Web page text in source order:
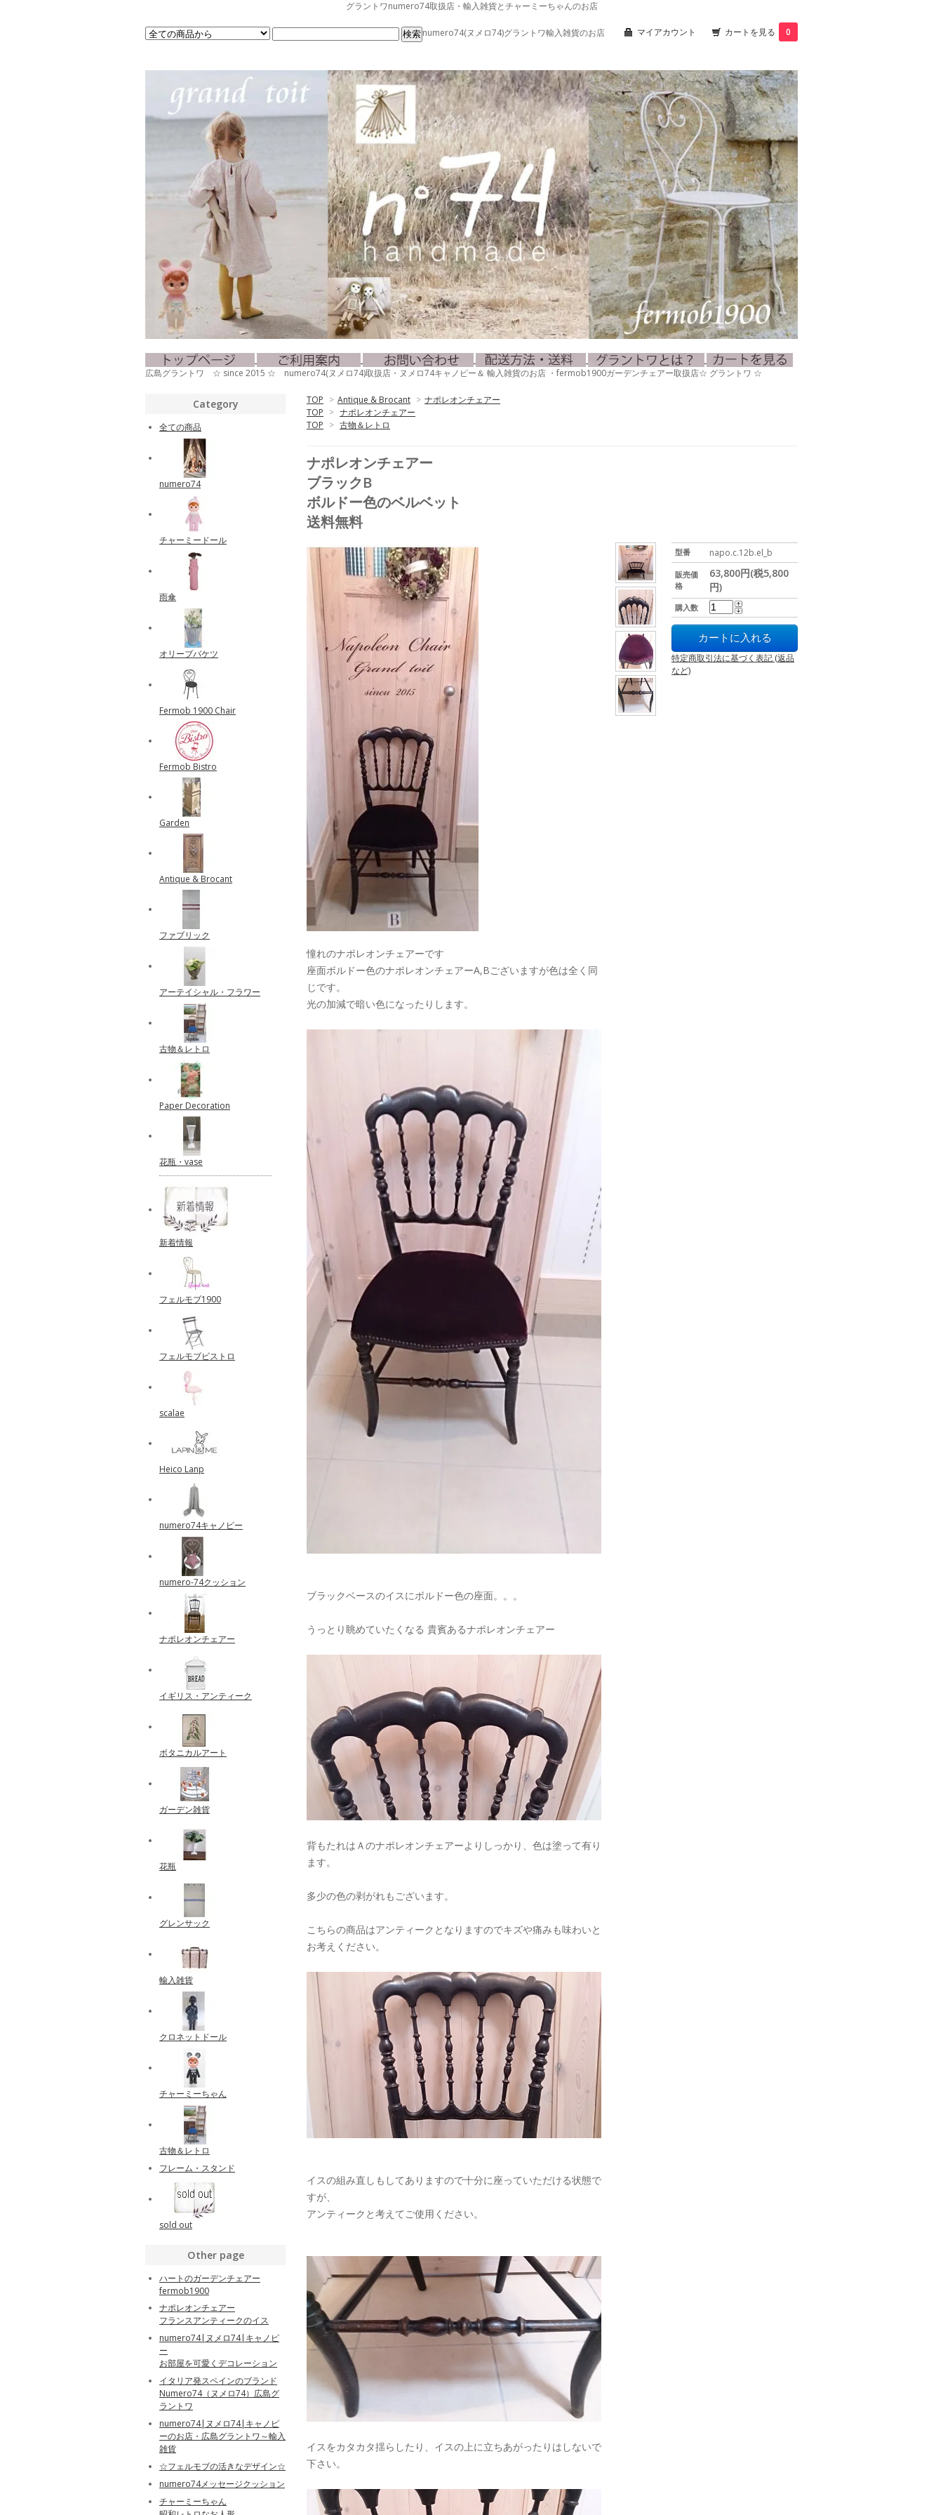
グラントワnumero74取扱店・輸入雑貨とチャーミーちゃんのお店
マイアカウント カートを見る 0
numero74(ヌメロ74)グラントワ輸入雑貨のお店
広島グラントワ ☆ since 2015 ☆ numero74(ヌメロ74)取扱店・ヌメロ74キャノピー＆ 輸入雑貨のお店 ・fermob1900ガーデンチェアー取扱店☆ グラントワ ☆
TOP > Antique & Brocant > ナポレオンチェアー
TOP > ナポレオンチェアー
TOP > 古物＆レトロ
ナポレオンチェアー
ブラックB
ボルドー色のベルベット
送料無料
型番 napo.c.12b.el_b
販売価
格
63,800円(税5,800
円)
購入数
特定商取引法に基づく表記 (返品
など)
憧れのナポレオンチェアーです
座面ボルドー色のナポレオンチェアーA,Bございますが色は全く同
じです。
光の加減で暗い色になったりします。
ブラックベースのイスにボルドー色の座面。。。
うっとり眺めていたくなる 貴賓あるナポレオンチェアー
背もたれはＡのナポレオンチェアーよりしっかり、色は塗って有り
ます。
多少の色の剥がれもございます。
こちらの商品はアンティークとなりますのでキズや痛みも味わいと
お考えください。
イスの組み直しもしてありますので十分に座っていただける状態で
すが、
アンティークと考えてご使用ください。
イスをカタカタ揺らしたり、イスの上に立ちあがったりはしないで
下さい。
Category
全ての商品
numero74
チャーミードール
雨傘
オリーブバケツ
Fermob 1900 Chair
Fermob Bistro
Garden
Antique & Brocant
ファブリック
アーテイシャル・フラワー
古物＆レトロ
Paper Decoration
花瓶・vase
新着情報
フェルモブ1900
フェルモブビストロ
scalae
Heico Lanp
numero74キャノピー
numero-74クッション
ナポレオンチェアー
イギリス・アンティーク
ボタニカルアート
ガーデン雑貨
花瓶
グレンサック
輸入雑貨
クロネットドール
チャーミーちゃん
古物＆レトロ
フレーム・スタンド
sold out
Other page
ハートのガーデンチェアー
fermob1900
ナポレオンチェアー
フランスアンティークのイス
numero74|ヌメロ74|キャノピ
ー
お部屋を可愛くデコレーション
イタリア発スペインのブランド
Numero74（ヌメロ74）広島グ
ラントワ
numero74|ヌメロ74|キャノピ
ーのお店・広島グラントワ～輸入
雑貨
☆フェルモブの活きなデザイン☆
numero74メッセージクッション
チャーミーちゃん